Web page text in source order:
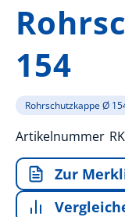
der
Bildergalerie
springen
154
Rohrschutzkappe Ø
Artikelnummer
Zur